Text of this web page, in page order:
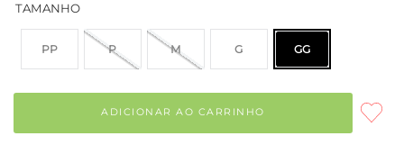
TAMANHO
PP P M G GG
ADICIONAR AO CARRINHO